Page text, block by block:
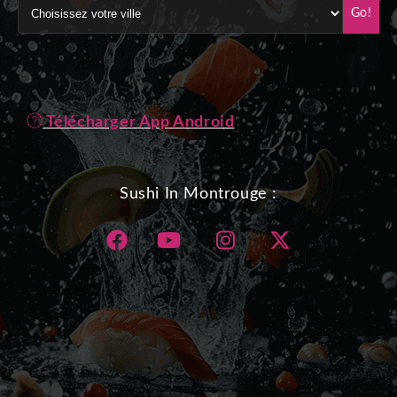
Go!
Télécharger App Android
Sushi In Montrouge :